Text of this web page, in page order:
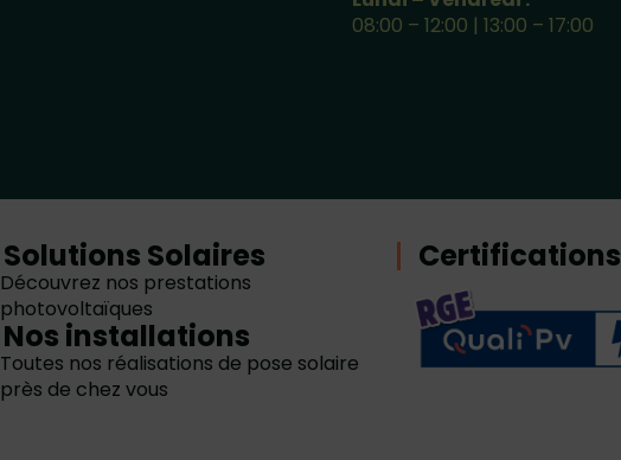
08:00 – 12:00 | 13:00 – 17:00
Solutions Solaires
Découvrez nos prestations
photovoltaïques
Nos installations
Toutes nos réalisations de pose solaire
près de chez vous
Certifications